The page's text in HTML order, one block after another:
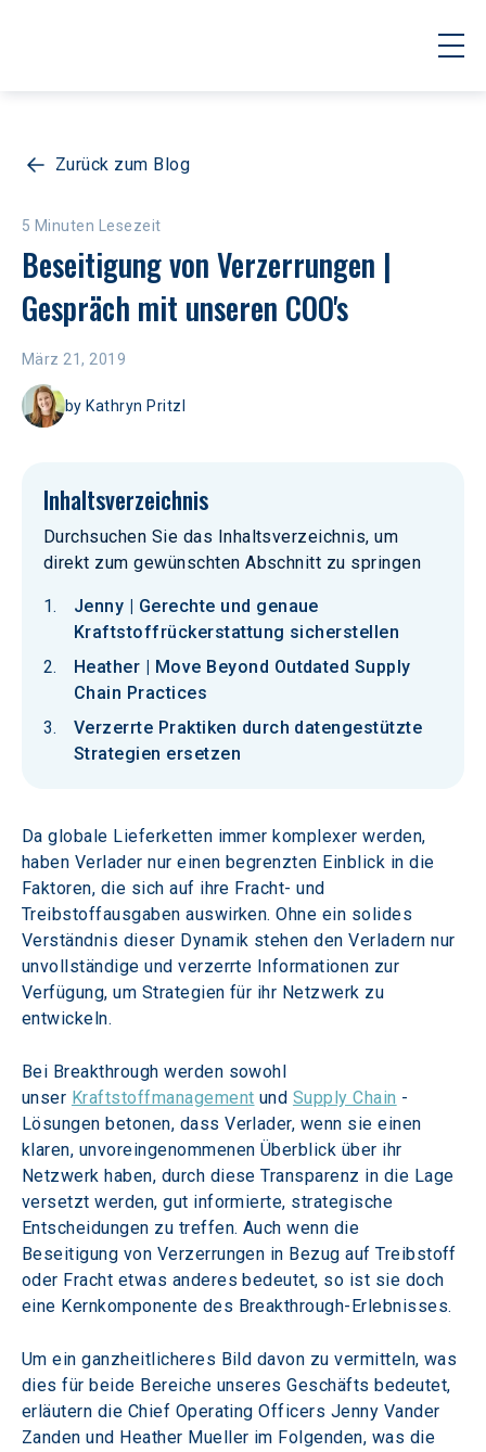
Zurück zum Blog
5 Minuten Lesezeit
Beseitigung von Verzerrungen |
Gespräch mit unseren COO's
März 21, 2019
by Kathryn Pritzl
Inhaltsverzeichnis
Durchsuchen Sie das Inhaltsverzeichnis, um
direkt zum gewünschten Abschnitt zu springen
Jenny | Gerechte und genaue
Kraftstoffrückerstattung sicherstellen
Heather | Move Beyond Outdated Supply
Chain Practices
Verzerrte Praktiken durch datengestützte
Strategien ersetzen
Da globale Lieferketten immer komplexer werden,
haben Verlader nur einen begrenzten Einblick in die
Faktoren, die sich auf ihre Fracht- und
Treibstoffausgaben auswirken. Ohne ein solides
Verständnis dieser Dynamik stehen den Verladern nur
unvollständige und verzerrte Informationen zur
Verfügung, um Strategien für ihr Netzwerk zu
entwickeln.
Bei Breakthrough werden sowohl
unser Kraftstoffmanagement und Supply Chain -
Lösungen betonen, dass Verlader, wenn sie einen
klaren, unvoreingenommenen Überblick über ihr
Netzwerk haben, durch diese Transparenz in die Lage
versetzt werden, gut informierte, strategische
Entscheidungen zu treffen. Auch wenn die
Beseitigung von Verzerrungen in Bezug auf Treibstoff
oder Fracht etwas anderes bedeutet, so ist sie doch
eine Kernkomponente des Breakthrough-Erlebnisses.
Um ein ganzheitlicheres Bild davon zu vermitteln, was
dies für beide Bereiche unseres Geschäfts bedeutet,
erläutern die Chief Operating Officers Jenny Vander
Zanden und Heather Mueller im Folgenden, was die